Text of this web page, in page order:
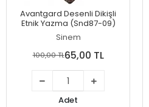
Avantgard Desenli Dikişli
Etnik Yazma (Snd87-09)
Sinem
100,00 TL65,00 TL
Adet